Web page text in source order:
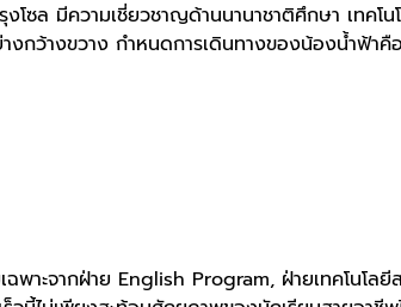
ซล มีความเชี่ยวชาญด้านนานาชาติศึกษา เทคโน
งกว้างขวาง กำหนดการเดินทางของน้องน้ำฟ้า
าะจากฝ่าย English Program, ฝ่ายเทคโนโลยี